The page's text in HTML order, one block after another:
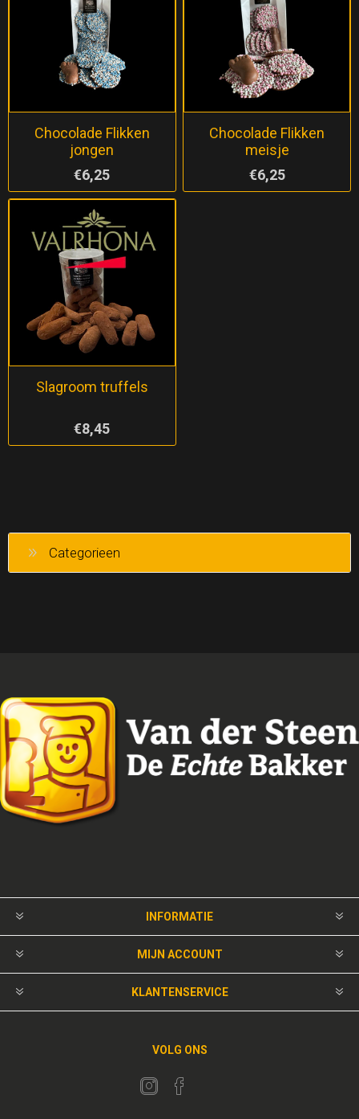
Chocolade Flikken
jongen
€6,25
Chocolade Flikken
meisje
€6,25
Slagroom truffels
€8,45
Categorieen
INFORMATIE
MIJN ACCOUNT
KLANTENSERVICE
VOLG ONS